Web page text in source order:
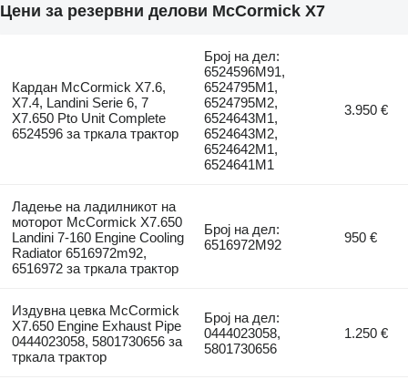
Цени за резервни делови McCormick X7
Кардан McCormick X7.6,
X7.4, Landini Serie 6, 7
X7.650 Pto Unit Complete
6524596 за тркала трактор
Број на дел:
6524596M91,
6524795M1,
6524795M2,
6524643M1,
6524643M2,
6524642M1,
6524641M1
3.950 €
Ладење на ладилникот на
моторот McCormick X7.650
Landini 7-160 Engine Cooling
Radiator 6516972m92,
6516972 за тркала трактор
Број на дел:
6516972M92
950 €
Издувна цевка McCormick
X7.650 Engine Exhaust Pipe
0444023058, 5801730656 за
тркала трактор
Број на дел:
0444023058,
5801730656
1.250 €